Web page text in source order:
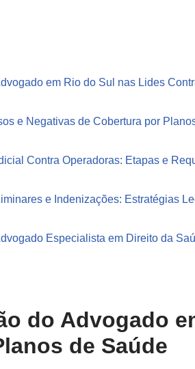
em Rio do Sul nas Lides
e Negativas de Cobertura por
Contra Operadoras: Etapas e
e Indenizações: Estratégias
Especialista em Direito da
do Advogado
de Saúde